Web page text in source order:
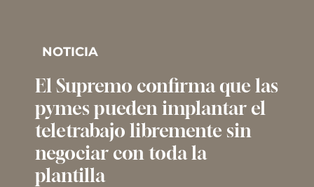
NOTICIA
El Supremo confirma que las
pymes pueden implantar el
teletrabajo libremente sin
negociar con toda la
plantilla